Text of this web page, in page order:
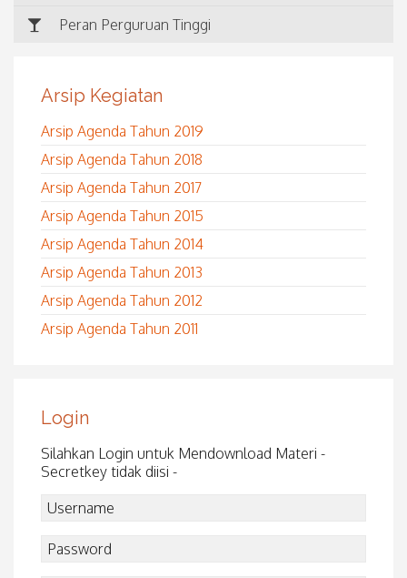
Peran Perguruan Tinggi
Arsip Kegiatan
Arsip Agenda Tahun 2019
Arsip Agenda Tahun 2018
Arsip Agenda Tahun 2017
Arsip Agenda Tahun 2015
Arsip Agenda Tahun 2014
Arsip Agenda Tahun 2013
Arsip Agenda Tahun 2012
Arsip Agenda Tahun 2011
Login
Silahkan Login untuk Mendownload Materi -
Secretkey tidak diisi -